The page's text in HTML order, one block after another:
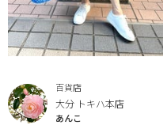
百貨店
大分 トキハ本店
あんこ